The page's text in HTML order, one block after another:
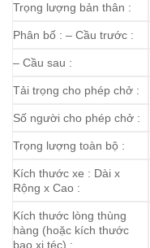
Trọng lượng bản thân :
Phân bố : – Cầu trước :
– Cầu sau :
Tải trọng cho phép chở :
Số người cho phép chở :
Trọng lượng toàn bộ :
Kích thước xe : Dài x
Rộng x Cao :
Kích thước lòng thùng
hàng (hoặc kích thước
bao xi téc) :